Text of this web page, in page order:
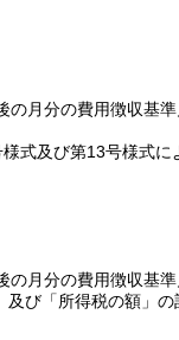
月分の費用徴収基
式及び第13号様式に
月分の費用徴収基
び「所得税の額」